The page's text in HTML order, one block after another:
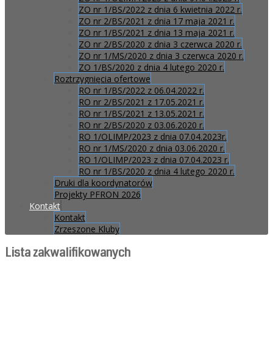
ZO nr 1/BS/2022 z dnia 6 kwietnia 2022 r.
ZO nr 2/BS/2021 z dnia 17 maja 2021 r.
ZO nr 1/BS/2021 z dnia 13 maja 2021 r.
ZO nr 2/BS/2020 z dnia 3 czerwca 2020 r.
ZO nr 1/MS/2020 z dnia 3 czerwca 2020 r.
ZO 1/BS/2020 z dnia 4 lutego 2020 r.
Roztrzygnięcia ofertowe
RO nr 1/BS/2022 z 06.04.2022 r.
RO nr 2/BS/2021 z 17.05.2021 r.
RO nr 1/BS/2021 z 13.05.2021 r.
RO nr 2/BS/2020 z 03.06.2020 r.
RO 1/OLIMP/2023 z dnia 07.04.2023r.
RO nr 1/MS/2020 z dnia 03.06.2020 r.
RO 1/OLIMP/2023 z dnia 07.04.2023 r.
RO nr 1/BS/2020 z dnia 4 lutego 2020 r.
Druki dla koordynatorów
Projekty PFRON 2026
Kontakt
Kontakt
Zrzeszone Kluby
Lista zakwalifikowanych